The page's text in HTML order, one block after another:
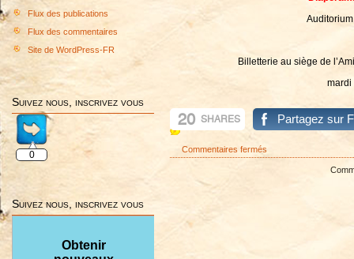
Flux des publications
Flux des commentaires
Site de WordPress-FR
Suivez nous, inscrivez vous
0
Suivez nous, inscrivez vous
Obtenir
Billetterie au siège de
mardi
20 SHARES Partagez sur
Commentaires fermés